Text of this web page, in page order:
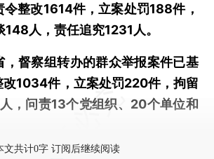
整改1614件，立案处罚188件，
人，责任追究1231人。
督察组转办的群众举报案件已基
改1034件，立案处罚220件，拘留
，问责13个党组织、20个单位和
文共计0字 订阅后继续阅读